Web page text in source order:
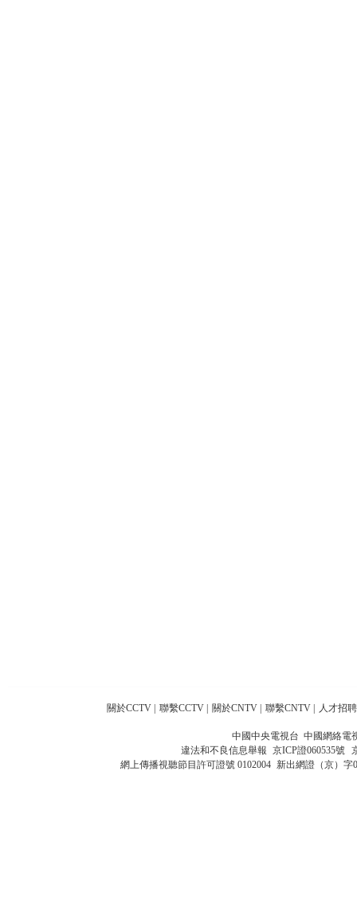
關於CCTV 聯繫CCTV 關於CNTV 聯繫CNTV 人才招聘
中國中央電視台 中國網絡電
違法和不良信息舉報 京ICP證060535號
網上傳播視聽節目許可證號 0102004 新出網證（京）